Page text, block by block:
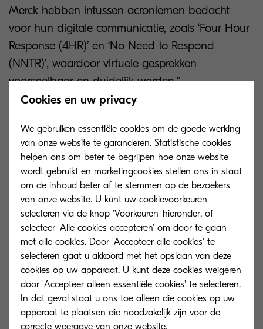
Merck hebben intussen acroniemen bedacht
voor hun digitale communicatie, zoals ‘Four Hour
Response (4HR)’ en ‘No Need to Respond
(NNTR)’, waardoor virtuele gesprekken
voorspelbaar en duidelijk worden.”
Dankzij een mix van diverse technologische
oplossingen kan communicatie een gevarieerde,
leuke en interactieve bezigheid worden. Apps
zoals Asana en Trello bieden uw team de
mogelijkheid om individuele werklasten en
groepsprojecten te plannen door taken op een
eenvoudige manier in verschillende onderdelen
op te delen. Die taken kunnen aan bepaalde
teamleden worden toegewezen en het
hele proces heel transparant maken, zodat
managers de vooruitgang kunnen opvolgen, op
bottlenecks kunnen wijzen en probleemgebieden
kunnen aanpakken.
Cookies en uw privacy
We gebruiken essentiële cookies om de goede werking
van onze website te garanderen. Statistische cookies
helpen ons om beter te begrijpen hoe onze website
wordt gebruikt en marketingcookies stellen ons in staat
om de inhoud beter af te stemmen op de bezoekers
van onze website. U kunt uw cookievoorkeuren
selecteren via de knop 'Voorkeuren' hieronder, of
selecteer 'Alle cookies accepteren' om door te gaan
met alle cookies. Door 'Accepteer alle cookies' te
selecteren gaat u akkoord met het opslaan van deze
cookies op uw apparaat. U kunt deze cookies weigeren
door 'Accepteer alleen essentiële cookies' te selecteren.
In dat geval staat u ons toe alleen die cookies op uw
apparaat te plaatsen die noodzakelijk zijn voor de